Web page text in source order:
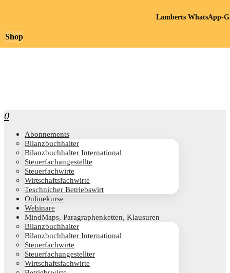
0
Abon­ne­ments
Bilanz­buch­hal­ter
Bilanz­buch­hal­ter International
Steu­er­fach­an­ge­stell­te
Steu­er­fach­wir­te
Wirt­schafts­fach­wir­te
Teschni­cher Betriebswirt
Online­kur­se
Web­i­na­re
Mind­Maps, Para­gra­phen­ket­ten, Klausuren
Bilanz­buch­hal­ter
Bilanz­buch­hal­ter International
Steu­er­fach­wir­te
Steu­er­fach­an­ge­stell­ter
Wirt­schafts­fach­wir­te
Shop
Lamberts WhatsApp-